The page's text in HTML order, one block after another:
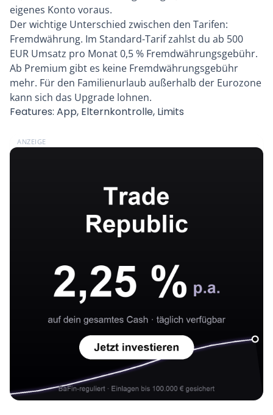
eigenes Konto voraus.
Der wichtige Unterschied zwischen den Tarifen:
Fremdwährung. Im Standard-Tarif zahlst du ab 500
EUR Umsatz pro Monat 0,5 % Fremdwährungsgebühr.
Ab Premium gibt es keine Fremdwährungsgebühr
mehr. Für den Familienurlaub außerhalb der Eurozone
kann sich das Upgrade lohnen.
Features: App, Elternkontrolle, Limits